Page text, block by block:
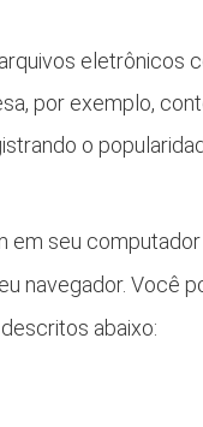
eletrônicos
por exemplo,
o
seu
navegador. Você
abaixo: